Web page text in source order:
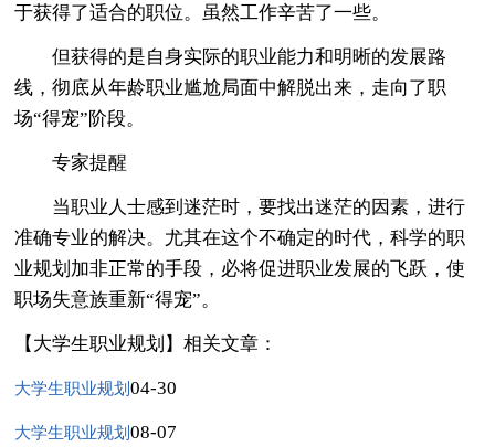
于获得了适合的职位。虽然工作辛苦了一些。
但获得的是自身实际的职业能力和明晰的发展路
线，彻底从年龄职业尴尬局面中解脱出来，走向了职
场“得宠”阶段。
专家提醒
当职业人士感到迷茫时，要找出迷茫的因素，进行
准确专业的解决。尤其在这个不确定的时代，科学的职
业规划加非正常的手段，必将促进职业发展的飞跃，使
职场失意族重新“得宠”。
【大学生职业规划】相关文章：
大学生职业规划04-30
大学生职业规划08-07